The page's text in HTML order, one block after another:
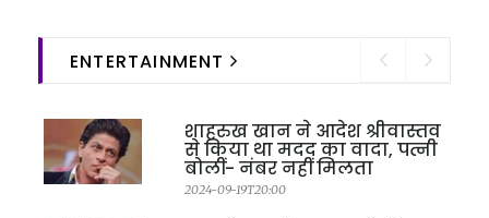
ENTERTAINMENT
शाहरुख खान ने आदेश श्रीवास्तव
से किया था मदद का वादा, पत्नी
बोलीं- नंबर नहीं मिलता
2024-09-19T20:00